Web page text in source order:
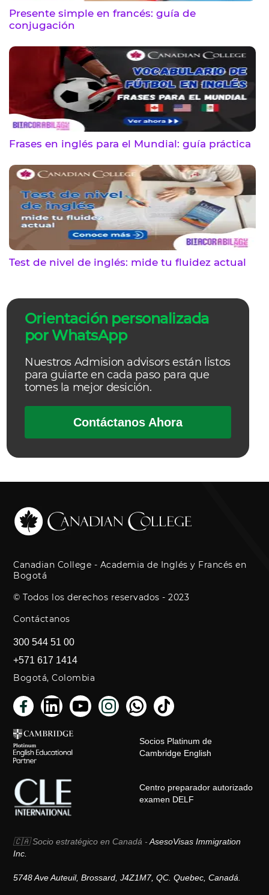
Presente simple en francés: guía de
conjugación
Frases en inglés para el Mundial: guía práctica
Test de nivel de inglés: mide tu fluidez actual
Orientación personalizada
por WhatsApp
Nuestros Admision advisors están listos
para guiarte en cada paso para que
tomes la mejor desición.
Contáctanos Ahora
Canadian College - Academia de Inglés y Francés en
Bogotá
© Todos los derechos reservados - 2023
Contáctanos
300 544 51 00
+571 617 1414
Bogotá, Colombia
Socios Platinum de
Cambridge English
Centro preparador autorizado
examen DELF
🇨🇦 Socio estratégico en Canadá -AsesoVisas Immigration
Inc.
5748 Ave Auteuil, Brossard, J4Z1M7, QC. Quebec, Canadá.